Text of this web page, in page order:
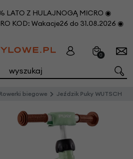
LATO Z HULAJNOGĄ MICRO ◉
KOD: Wakacje26 do 31.08.2026 ◉
0
Rowerki biegowe Jeździk Puky WUTSCH